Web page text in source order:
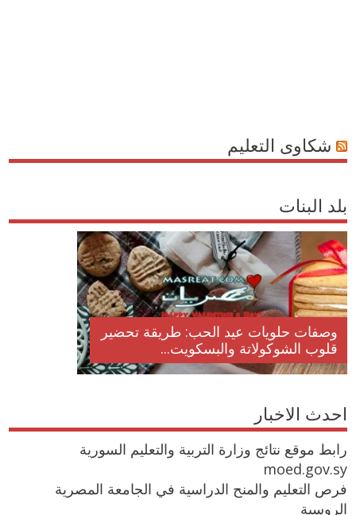
شكاوى التعليم
بلد البنات
وصفات حلويات عيد الحب: طريقة تحضير
قلوب الشوكولاتة والبسكويت...
احدث الاخبار
رابط موقع نتائج وزارة التربية والتعليم السورية
moed.gov.sy
فرص التعليم والمنح الدراسية في الجامعة المصرية
الروسية